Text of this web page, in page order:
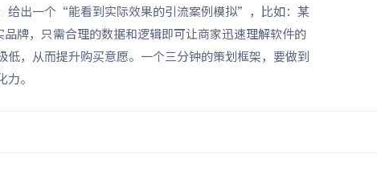
给出一个“能看到实际效果的引流案例模拟”，比如：某
牌，只需合理的数据和逻辑即可让商家迅速理解软件的
，从而提升购买意愿。一个三分钟的策划框架，要做到
。